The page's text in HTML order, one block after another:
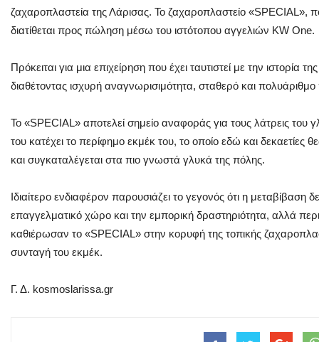
ζαχαροπλαστεία της Λάρισας. Το ζαχαροπλαστείο «SPECIAL»,
διατίθεται προς πώληση μέσω του ιστότοπου αγγελιών KW One.
Πρόκειται για μια επιχείρηση που έχει ταυτιστεί με την ιστορία
διαθέτοντας ισχυρή αναγνωρισιμότητα, σταθερό και πολυάριθμο
Το «SPECIAL» αποτελεί σημείο αναφοράς για τους λάτρεις του
του κατέχει το περίφημο εκμέκ του, το οποίο εδώ και δεκαετίες
και συγκαταλέγεται στα πιο γνωστά γλυκά της πόλης.
Ιδιαίτερο ενδιαφέρον παρουσιάζει το γεγονός ότι η
επαγγελματικό χώρο και την εμπορική δραστηριότητα, αλλά
καθιέρωσαν το «SPECIAL» στην κορυφή της τοπικής
συνταγή του εκμέκ.
Γ. Δ. kosmoslarissa.gr